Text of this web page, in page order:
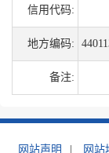
信用代码:
地方编码:
备注:
网站声明 网站